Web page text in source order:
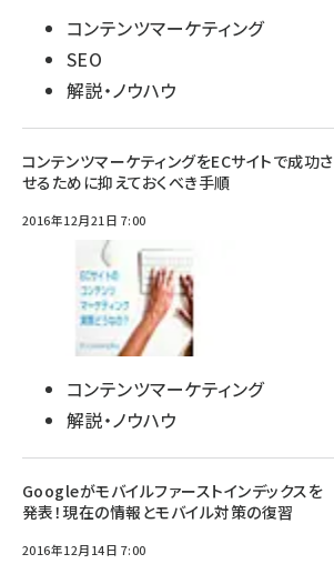
コンテンツマーケティング
SEO
解説・ノウハウ
コンテンツマーケティングをECサイトで成功さ
せるために抑えておくべき手順
2016年12月21日 7:00
コンテンツマーケティング
解説・ノウハウ
Googleがモバイルファーストインデックスを
発表！現在の情報とモバイル対策の復習
2016年12月14日 7:00